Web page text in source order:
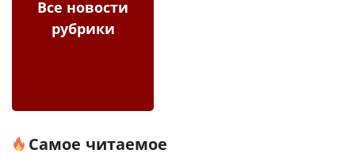
Все новости
рубрики
Самое читаемое